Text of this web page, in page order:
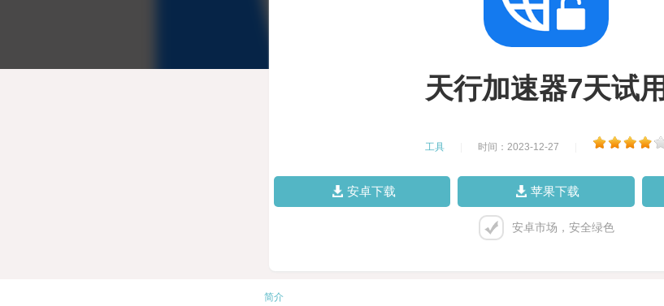
天行加速器7天试用
工具 时间：2023-12-27
安卓下载 苹果下载
安卓市场，安全绿色
简介